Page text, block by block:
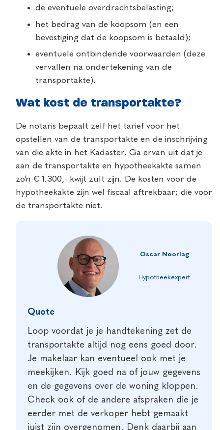
de eventuele overdrachtsbelasting;
het bedrag van de koopsom (en een
bevestiging dat de koopsom is betaald);
eventuele ontbindende voorwaarden (deze
vervallen na ondertekening van de
transportakte).
Wat kost de transportakte?
De notaris bepaalt zelf het tarief voor het
opstellen van de transportakte en de inschrijving
van die akte in het Kadaster. Ga ervan uit dat je
aan de transportakte en hypotheekakte samen
zo’n € 1.300,- kwijt zult zijn. De kosten voor de
hypotheekakte zijn wel fiscaal aftrekbaar; die voor
de transportakte niet.
Oscar Noorlag
Hypotheekexpert
Quote
Loop voordat je je handtekening zet de
transportakte altijd nog eens goed door.
Je makelaar kan eventueel ook met je
meekijken. Kijk goed na of jouw gegevens
en de gegevens over de woning kloppen.
Check ook of de andere afspraken die je
eerder met de verkoper hebt gemaakt
juist zijn overgenomen. Denk daarbij aan